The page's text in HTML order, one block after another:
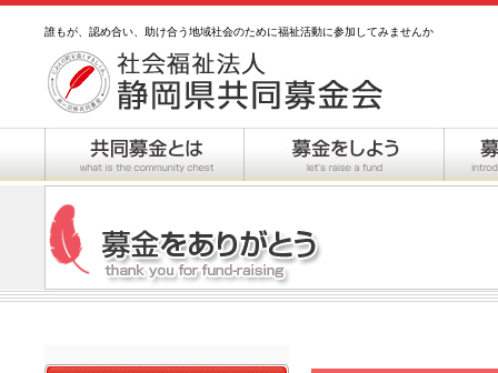
誰もが、認め合い、助け合う地域社会のために福祉活動に参加してみませんか